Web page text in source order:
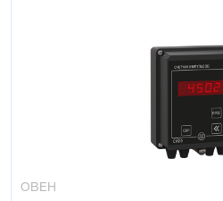
ОВЕН